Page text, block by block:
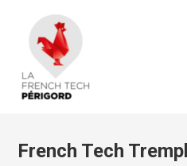
French Tech